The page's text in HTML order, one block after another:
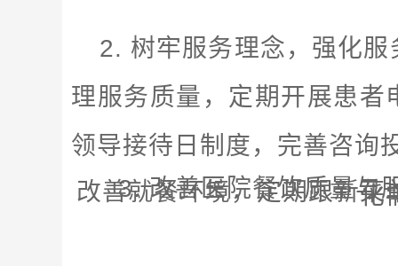
2. 树牢服务理念，强化
理服务质量，定期开展患
领导接待日制度，完善咨询
3. 改善医院餐饮质量与
改善就餐环境，定期跟新化